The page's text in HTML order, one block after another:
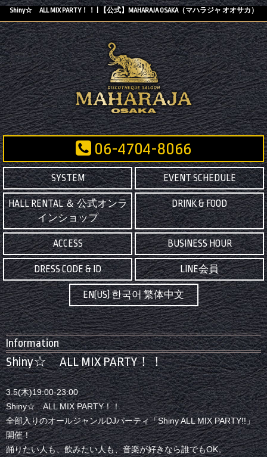
Shiny☆ ALL MIX PARTY！！ | 【公式】MAHARAJA OSAKA（マハラジャ オオサカ）
06-4704-8066
SYSTEM EVENT SCHEDULE
HALL RENTAL ＆ 公式オンラ
インショップ
DRINK & FOOD
ACCESS BUSINESS HOUR
DRESS CODE & ID LINE会員
EN(US) 한국어 繁体中文
Information
Shiny☆ ALL MIX PARTY！！
3.5(木)19:00-23:00
Shiny☆ ALL MIX PARTY！！
全部入りのオールジャンルDJパーティ「Shiny ALL MIX PARTY!!」
開催！
踊りたい人も、飲みたい人も、音楽が好きなら誰でもOK。